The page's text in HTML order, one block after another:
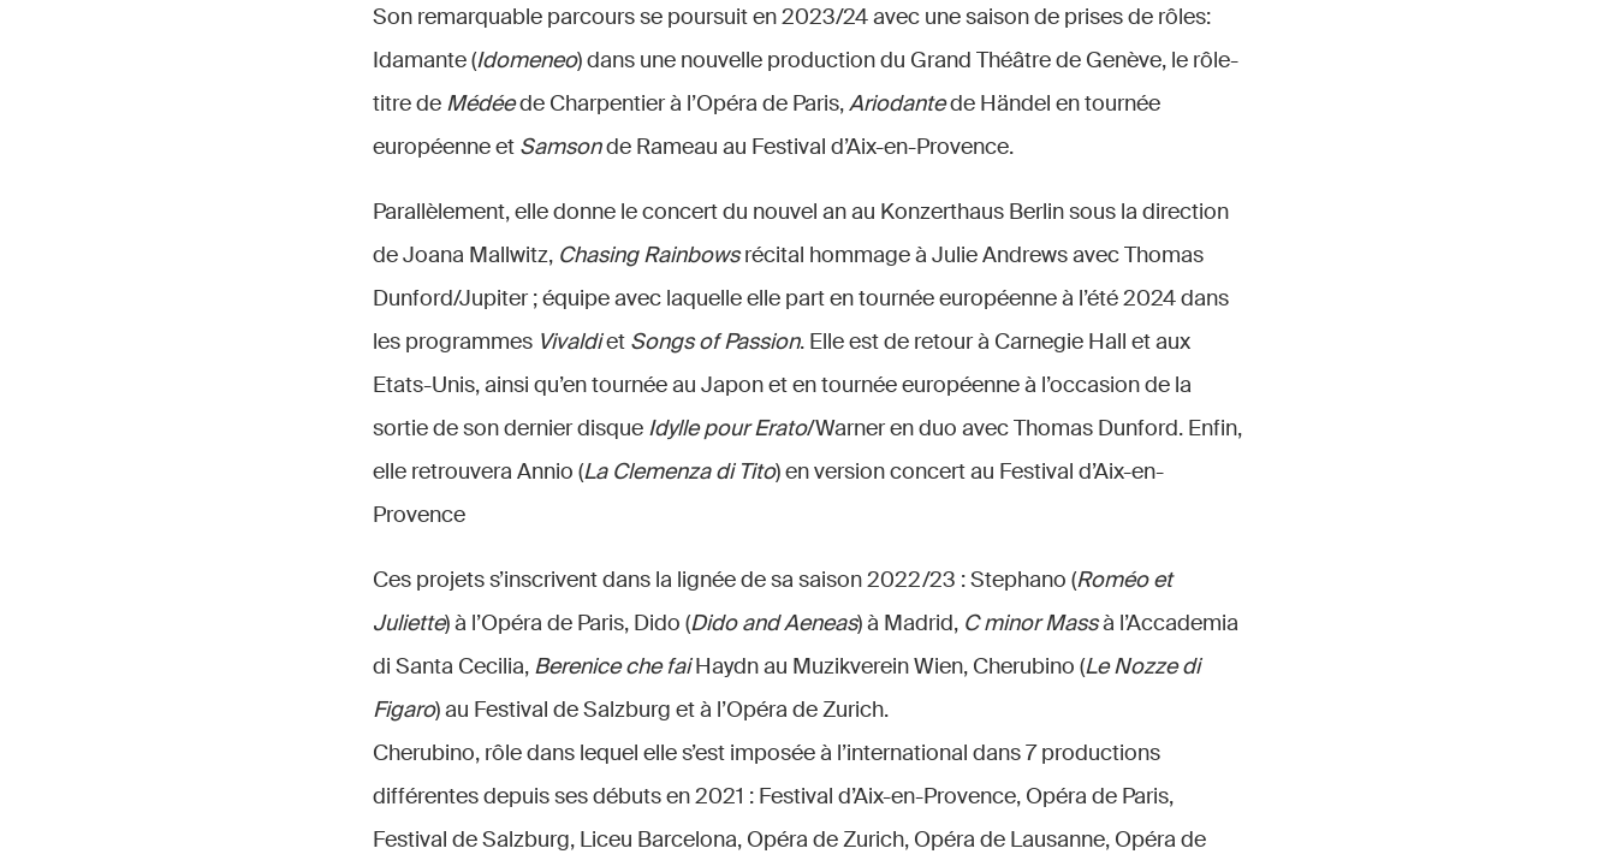
Son remarquable parcours se poursuit en 2023/24 avec une saison de prises de rôles:
Idamante (Idomeneo) dans une nouvelle production du Grand Théâtre de Genève, le rôle-
titre de Médéede Charpentier à l’Opéra de Paris,Ariodantede Händel en tournée
européenne et Samsonde Rameau au Festival d’Aix-en-Provence.
Parallèlement, elle donne le concert du nouvel an au Konzerthaus Berlin sous la direction
de Joana Mallwitz, Chasing Rainbowsrécital hommage à Julie Andrews avec Thomas
Dunford/Jupiter ; équipe avec laquelle elle part en tournée européenne à l’été 2024 dans
les programmes Vivaldiet Songs of Passion. Elle est de retour à Carnegie Hall et aux
Etats-Unis, ainsi qu’en tournée au Japon et en tournée européenne à l’occasion de la
sortie de son dernier disque Idylle pour Erato/Warner en duo avec Thomas Dunford. Enfin,
elle retrouvera Annio (La Clemenza di Tito) en version concert au Festival d’Aix-en-
Provence
Ces projets s’inscrivent dans la lignée de sa saison 2022/23 : Stephano (Roméo et
Juliette) à l’Opéra de Paris, Dido (Dido and Aeneas) à Madrid, C minor Massà l’Accademia
di Santa Cecilia, Berenice che faiHaydn au Muzikverein Wien, Cherubino (Le Nozze di
Figaro) au Festival de Salzburg et à l’Opéra de Zurich.
Cherubino, rôle dans lequel elle s’est imposée à l’international dans 7 productions
différentes depuis ses débuts en 2021 : Festival d’Aix-en-Provence, Opéra de Paris,
Festival de Salzburg, Liceu Barcelona, Opéra de Zurich, Opéra de Lausanne, Opéra de